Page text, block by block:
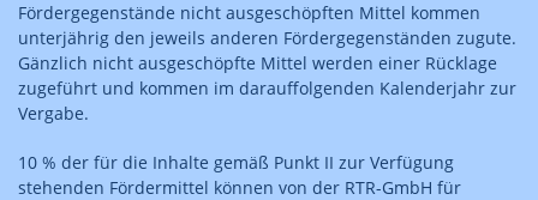
Fördergegenstände nicht ausgeschöpften Mittel kommen
unterjährig den jeweils anderen Fördergegenständen zugute.
Gänzlich nicht ausgeschöpfte Mittel werden einer Rücklage
zugeführt und kommen im darauffolgenden Kalenderjahr zur
Vergabe.
10 % der für die Inhalte gemäß Punkt II zur Verfügung
stehenden Fördermittel können von der RTR-GmbH für